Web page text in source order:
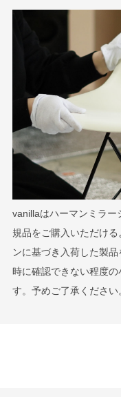
vanillaはハーマンミラー
規品をご購入いただけ
ンに基づき入荷した製
時に確認できない程度
す。予めご了承ください